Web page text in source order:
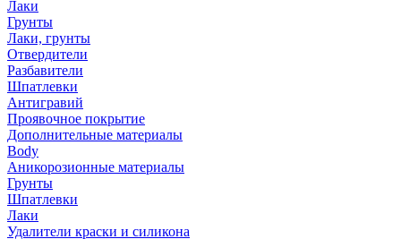
Лаки
Грунты
Лаки, грунты
Отвердители
Разбавители
Шпатлевки
Антигравий
Проявочное покрытие
Дополнительные материалы
Body
Аникорозионные материалы
Грунты
Шпатлевки
Лаки
Удалители краски и силикона